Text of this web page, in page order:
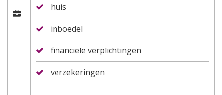
huis
inboedel
financiële verplichtingen
verzekeringen